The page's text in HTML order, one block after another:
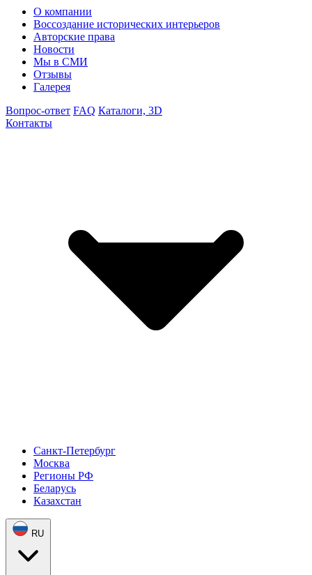
О компании
Воссоздание исторических интерьеров
Авторские права
Новости
Мы в СМИ
Отзывы
Галерея
Вопрос-ответ FAQ Каталоги, 3D
Контакты
Санкт-Петербург
Москва
Регионы РФ
Беларусь
Казахстан
RU